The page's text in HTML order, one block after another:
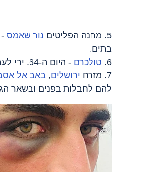
5. מחנה הפליטים נור שאמס
בתים.
6. טולכרם - היום ה-64. ירי לעבר רכב. ללא נפגעים.
7. מזרח
ירושלים, באב אל
להם לחבלות בפנים ובשאר